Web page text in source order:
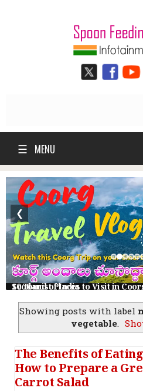
☰ MENU
తెనాలి రామలింగ కథలు: 8 నీతి కథలు తెలుగు పిల్లలకు | Tenali Ramalinga Stories in Telugu
❮
Showing posts with label
vegetable.
The Benefits of
How to Prepare a
Carrot Salad